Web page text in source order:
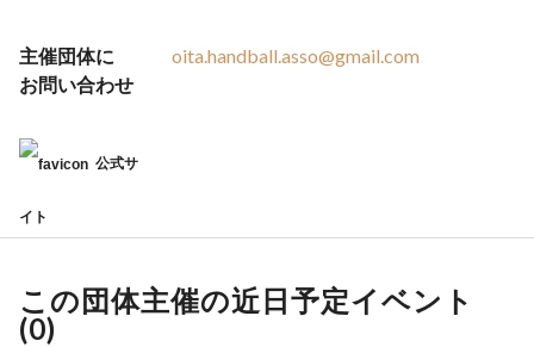
主催団体に
お問い合わせ
oita.handball.asso@gmail.com
公式サ
イト
この団体主催の近日予定イベント
(0)